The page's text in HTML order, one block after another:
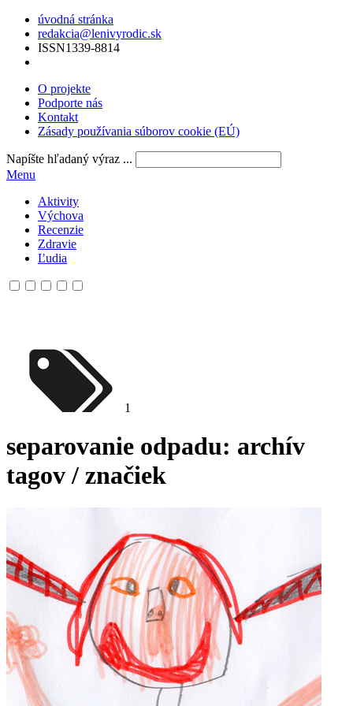
úvodná stránka
redakcia@lenivyrodic.sk
ISSN1339-8814
O projekte
Podporte nás
Kontakt
Zásady používania súborov cookie (EÚ)
Napíšte hľadaný výraz ...
Menu
Aktivity
Výchova
Recenzie
Zdravie
Ľudia
1
separovanie odpadu: archív
tagov / značiek